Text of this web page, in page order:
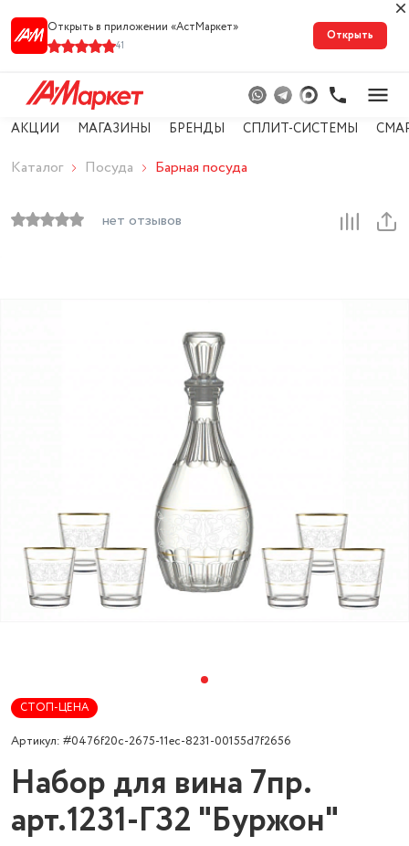
Открыть в приложении «АстМарке‪т‬»
41
Открыть
АКЦИИ МАГАЗИНЫ БРЕНДЫ СПЛИТ-СИСТЕМЫ
Каталог Посуда Барная посуда
нет отзывов
СТОП-ЦЕНА
Артикул: #0476f20c-2675-11ec-8231-00155d7f2656
Набор для вина 7пр.
арт.1231-ГЗ2 "Буржон"